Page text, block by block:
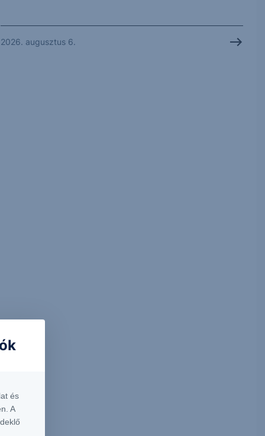
2026. augusztus 6.
és
A